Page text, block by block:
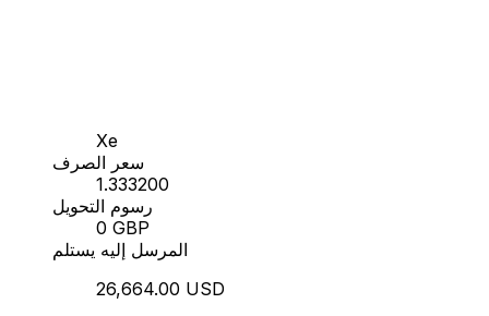
Xe
سعر الصرف
1.333200
رسوم التحويل
0 GBP
المرسل إليه يستلم
26,664.00 USD